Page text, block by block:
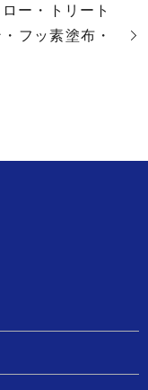
ー・トリート
フッ素塗布・